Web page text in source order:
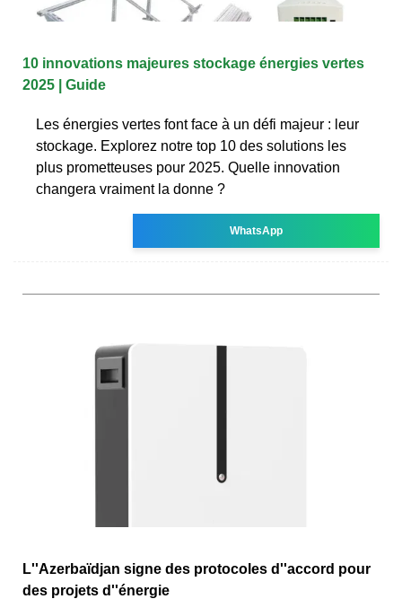
10 innovations majeures stockage énergies vertes
2025 | Guide
Les énergies vertes font face à un défi majeur : leur
stockage. Explorez notre top 10 des solutions les
plus prometteuses pour 2025. Quelle innovation
changera vraiment la donne ?
WhatsApp
L''Azerbaïdjan signe des protocoles d''accord pour
des projets d''énergie